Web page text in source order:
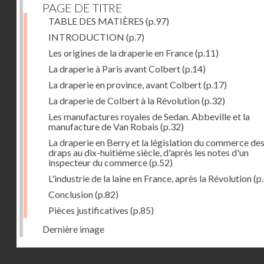
PAGE DE TITRE
TABLE DES MATIÈRES (p.97)
INTRODUCTION (p.7)
Les origines de la draperie en France(p.11)
La draperie à Paris avant Colbert(p.14)
La draperie en province, avant Colbert(p.17)
La draperie de Colbert à la Révolution(p.32)
Les manufactures royales de Sedan. Abbeville et la
manufacture de Van Robais (p.32)
La draperie en Berry et la législation du commerce des
draps au dix-huitième siècle, d'après les notes d'un
inspecteur du commerce(p.52)
L'industrie de la laine en France, après la Révolution
Conclusion(p.82)
Pièces justificatives (p.85)
Dernière image